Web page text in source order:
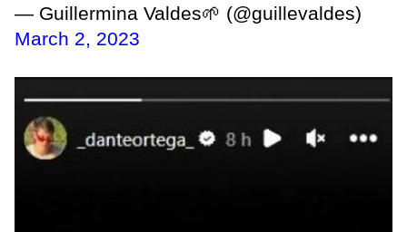
— Guillermina Valdes🌱 (@guillevaldes)
March 2, 2023